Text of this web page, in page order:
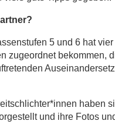
5 und 6 hat vier
zugeordnet bekommen,
haben
und ihre Fotos